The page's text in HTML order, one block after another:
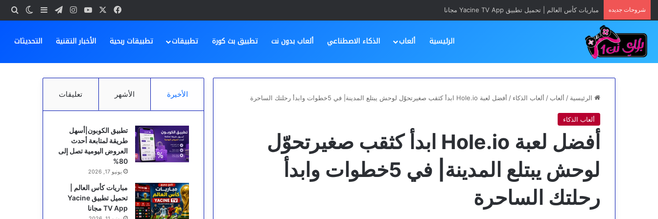
شروحات جديده مباريات كأس العالم | تحميل تطبيق Yacine TV App مجانا فيسبوك ‫YouTube
انستقرام
تيلقرامإضافة عمود
الوضع
الرئيسية ألعاب الذكاء الاصطناعي ألعاب بدون نت تطبيق بث كورة تطبيقات تطبيقات ربحية الأخبار التقنية التحديثات
الرئيسية / ألعاب / ألعاب الذكاء / أفضل لعبة Hole.io ابدأ كثقب صغيرتحوّل لوحش يبتلع المدينة| في 5خطوات وابدأ رحلتك الساحرة
ألعاب الذكاء
أفضل لعبة Hole.io ابدأ كثقب صغيرتحوّل
لوحش يبتلع المدينة| في 5خطوات وابدأ
رحلتك الساحرة
الأخيرة الأشهر تعليقات
تطبيق الكوبون|أسهل
طريقة لمتابعة أحدث
العروض اليومية تصل إلى
80%
يونيو 17, 2026
مباريات كأس العالم |
تحميل تطبيق Yacine
TV App مجانا